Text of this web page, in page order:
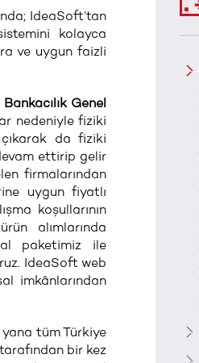
IdeaSoft’tan
kolayca
ve uygun faizli
Genel
nedeniyle fiziki
çıkarak da fiziki
ettirip gelir
firmalarından
uygun fiyatlı
koşullarının
alımlarında
paketimiz ile
IdeaSoft web
imkânlarından
tüm Türkiye
bir kez